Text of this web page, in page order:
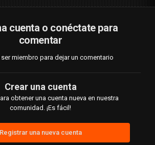
cuenta o conéctate para
comentar
miembro para dejar un comentario
Crear una cuenta
obtener una cuenta nueva en nuestra
comunidad. ¡Es fácil!
Registrar una nueva cuenta